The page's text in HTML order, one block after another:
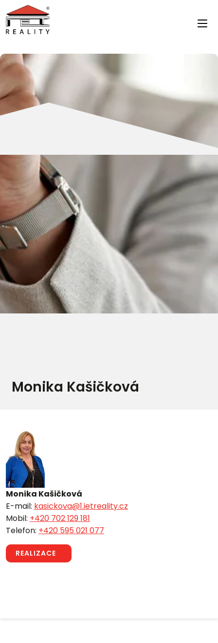
Monika Kašičková
Monika Kašičková
E-mail: kasickova@1.ietreality.cz
Mobil: +420 702 129 181
Telefon: +420 595 021 077
REALIZACE